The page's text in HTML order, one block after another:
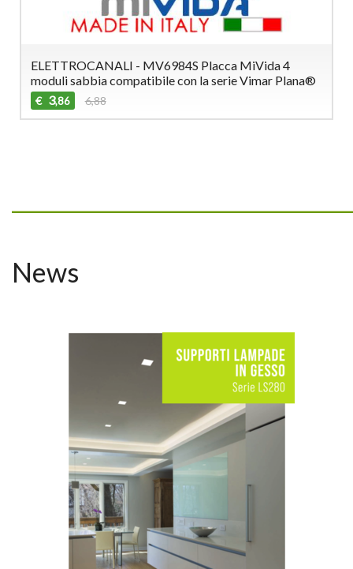
ELETTROCANALI - MV6984S Placca MiVida 4
moduli sabbia compatibile con la serie Vimar Plana®
€ 3,86 6,88
News